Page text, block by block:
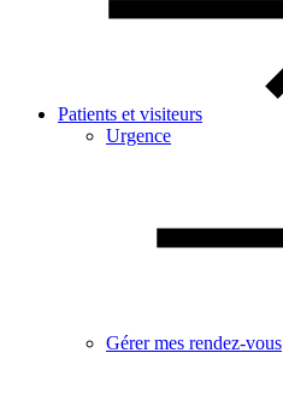
Patients et visiteurs
Urgence
Gérer mes rendez-vous